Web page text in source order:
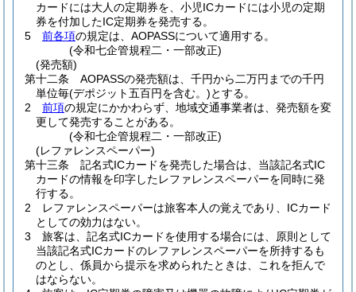
カードには大人の定期券を、小児ICカードには小児の定期
券を付加したIC定期券を発売する。
5
前各項の規定は、AOPASSについて適用する。
(令和七企管規程二・一部改正)
(発売額)
第十二条
AOPASSの発売額は、千円から二万円までの千円
単位毎(デポジット五百円を含む。)とする。
2
前項の規定にかかわらず、地域交通事業者は、発売額を変
更して発売することがある。
(令和七企管規程二・一部改正)
(レファレンスペーパー)
第十三条
記名式ICカードを発売した場合は、当該記名式IC
カードの情報を印字したレファレンスペーパーを同時に発
行する。
2
レファレンスペーパーは旅客本人の覚えであり、ICカード
としての効力はない。
3
旅客は、記名式ICカードを使用する場合には、原則として
当該記名式ICカードのレファレンスペーパーを所持するも
のとし、係員から提示を求められたときは、これを拒んで
はならない。